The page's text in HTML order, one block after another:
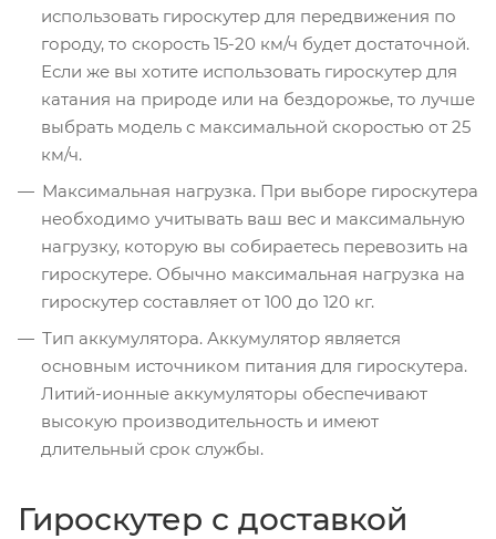
использовать гироскутер для передвижения по
городу, то скорость 15-20 км/ч будет достаточной.
Если же вы хотите использовать гироскутер для
катания на природе или на бездорожье, то лучше
выбрать модель с максимальной скоростью от 25
км/ч.
Максимальная нагрузка. При выборе гироскутера
необходимо учитывать ваш вес и максимальную
нагрузку, которую вы собираетесь перевозить на
гироскутере. Обычно максимальная нагрузка на
гироскутер составляет от 100 до 120 кг.
Тип аккумулятора. Аккумулятор является
основным источником питания для гироскутера.
Литий-ионные аккумуляторы обеспечивают
высокую производительность и имеют
длительный срок службы.
Гироскутер с доставкой